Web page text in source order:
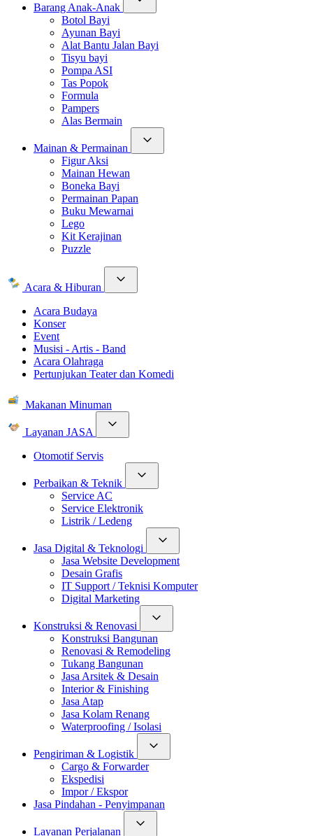
Barang Anak-Anak
Botol Bayi
Ayunan Bayi
Alat Bantu Jalan Bayi
Tisyu bayi
Pompa ASI
Tas Popok
Formula
Pampers
Alas Bermain
Mainan & Permainan
Figur Aksi
Mainan Hewan
Boneka Bayi
Permainan Papan
Buku Mewarnai
Lego
Kit Kerajinan
Puzzle
Acara & Hiburan
Acara Budaya
Konser
Event
Musisi - Artis - Band
Acara Olahraga
Pertunjukan Teater dan Komedi
Makanan Minuman
Layanan JASA
Otomotif Servis
Perbaikan & Teknik
Service AC
Service Elektronik
Listrik / Ledeng
Jasa Digital & Teknologi
Jasa Website Development
Desain Grafis
IT Support / Teknisi Komputer
Digital Marketing
Konstruksi & Renovasi
Konstruksi Bangunan
Renovasi & Remodeling
Tukang Bangunan
Jasa Arsitek & Desain
Interior & Finishing
Jasa Atap
Jasa Kolam Renang
Waterproofing / Isolasi
Pengiriman & Logistik
Cargo & Forwarder
Ekspedisi
Impor / Ekspor
Jasa Pindahan - Penyimpanan
Layanan Perjalanan